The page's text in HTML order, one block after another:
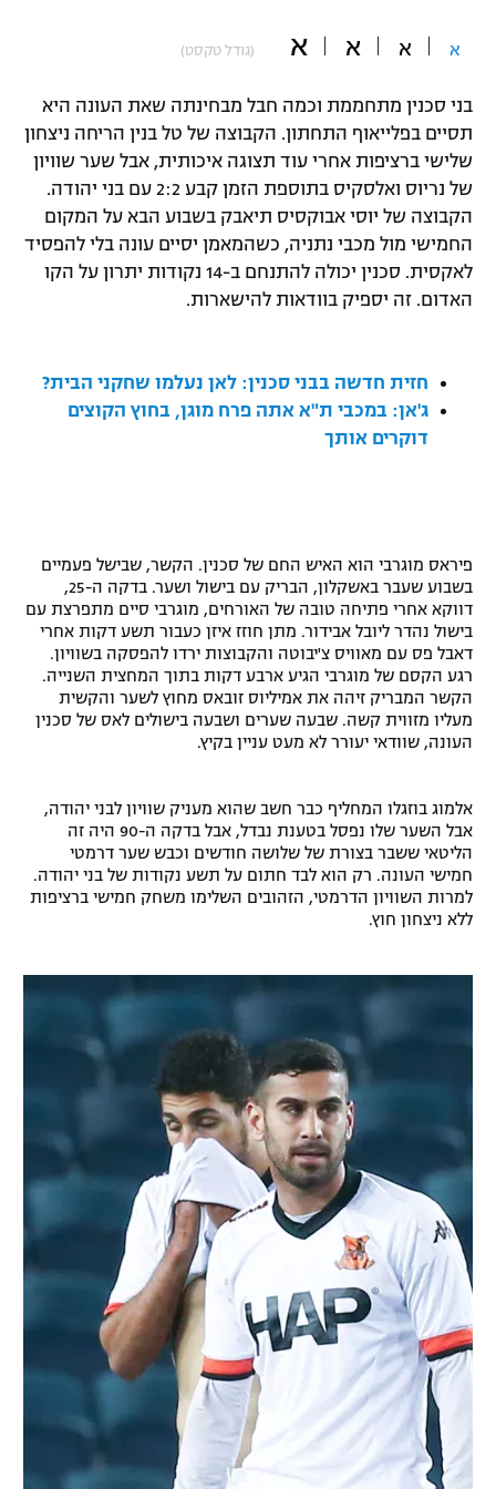
משתתפים וזוכים בפרסים
תקנון משתתפים וזוכים בפרסים
תקנון עבור פעילות אלקטרה
תקנון עבור פעילות ספורט 1 – "מרלן"
טניס
גיימינג E-Sports
מדיניות פרטיות
הצטרפות לחבילת הערוצים
לוח דרושים – ג'ובנט
תגיות
המגזין
אופניים
ספורט מוטורי
כדורמים
פוטבול אמריקאי NFL
ספורט אתגרי ואקסטרים
גיימינג E-Sports
א א א א (גודל טקסט)
בני סכנין מתחממת וכמה חבל מבחינתה שאת העונה היא
תסיים בפלייאוף התחתון. הקבוצה של טל בנין הריחה ניצחון
שלישי ברציפות אחרי עוד תצוגה איכותית, אבל שער שוויון
של נריוס ואלסקיס בתוספת הזמן קבע 2:2 עם בני יהודה.
הקבוצה של יוסי אבוקסיס תיאבק בשבוע הבא על המקום
החמישי מול מכבי נתניה, כשהמאמן יסיים עונה בלי להפסיד
לאקסית. סכנין יכולה להתנחם ב-14 נקודות יתרון על הקו
האדום. זה יספיק בוודאות להישארות.
חזית חדשה בבני סכנין: לאן נעלמו שחקני הבית?
ג'אן: במכבי ת"א אתה פרח מוגן, בחוץ הקוצים
דוקרים אותך
פיראס מוגרבי הוא האיש החם של סכנין. הקשר, שבישל פעמיים
בשבוע שעבר באשקלון, הבריק עם בישול ושער. בדקה ה-25,
דווקא אחרי פתיחה טובה של האורחים, מוגרבי סיים מתפרצת עם
בישול נהדר ליובל אבידור. מתן חוזז איזן כעבור תשע דקות אחרי
דאבל פס עם מאוויס צ'יבוטה והקבוצות ירדו להפסקה בשוויון.
רגע הקסם של מוגרבי הגיע ארבע דקות בתוך המחצית השנייה.
הקשר המבריק זיהה את אמיליוס זובאס מחוץ לשער והקשית
מעליו מזווית קשה. שבעה שערים ושבעה בישולים לאס של סכנין
העונה, שוודאי יעורר לא מעט עניין בקיץ.
אלמוג בוזגלו המחליף כבר חשב שהוא מעניק שוויון לבני יהודה,
אבל השער שלו נפסל בטענת נבדל, אבל בדקה ה-90 היה זה
הליטאי ששבר בצורת של שלושה חודשים וכבש שער דרמטי
חמישי העונה. רק הוא לבד חתום על תשע נקודות של בני יהודה.
למרות השוויון הדרמטי, הזהובים השלימו משחק חמישי ברציפות
ללא ניצחון חוץ.